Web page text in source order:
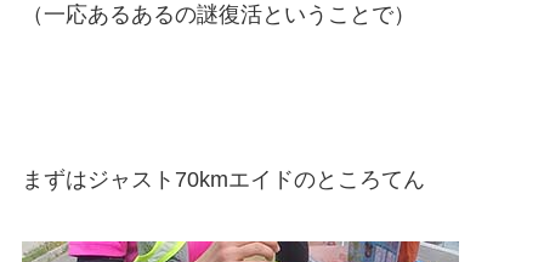
（一応あるあるの謎復活ということで）
まずはジャスト70kmエイドのところてん